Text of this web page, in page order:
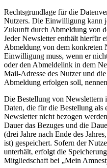
Rechtsgrundlage für die
Nutzers. Die Einwilligung kann
Zukunft durch Abmeldung von
Jeder Newsletter enthält hierfür
Abmeldung von dem konkreten
Einwilligung muss, wenn er
oder den Abmeldelink in dem
Mail-Adresse des Nutzer und
Abmeldung erfolgen soll,
Die Bestellung von
Daten, die für die Bestellung als
Newsletter nicht bezogen
Dauer das Bezuges und die
(drei Jahre nach Ende des
ist) gespeichert. Sofern der
unterhält, erfolgt die
Mitgliedschaft bei „Mein